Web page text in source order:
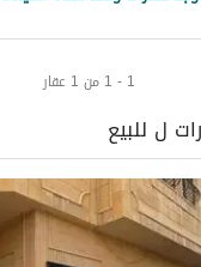
1 - 1 من 1 عقار
ل للبيع